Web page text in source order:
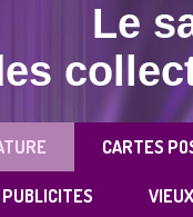
Le
CARTES
PUBLICITES